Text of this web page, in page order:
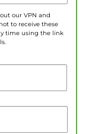
our VPN and
to receive these
time using the link